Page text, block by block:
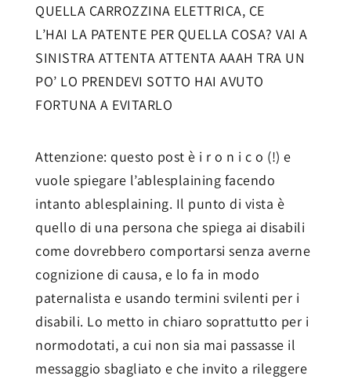
QUELLA CARROZZINA ELETTRICA, CE
L’HAI LA PATENTE PER QUELLA COSA? VAI A
SINISTRA ATTENTA ATTENTA AAAH TRA UN
PO’ LO PRENDEVI SOTTO HAI AVUTO
FORTUNA A EVITARLO
Attenzione: questo post è i r o n i c o (!) e
vuole spiegare l’ablesplaining facendo
intanto ablesplaining. Il punto di vista è
quello di una persona che spiega ai disabili
come dovrebbero comportarsi senza averne
cognizione di causa, e lo fa in modo
paternalista e usando termini svilenti per i
disabili. Lo metto in chiaro soprattutto per i
normodotati, a cui non sia mai passasse il
messaggio sbagliato e che invito a rileggere